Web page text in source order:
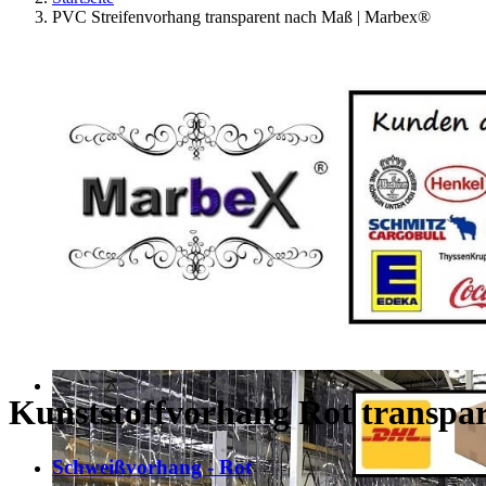
PVC Streifenvorhang transparent nach Maß | Marbex®
Kunststoffvorhang Rot
Schweißvorhang - Rot